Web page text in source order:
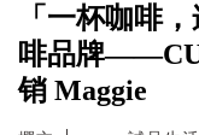
「一杯咖啡
啡品牌
销 Maggie